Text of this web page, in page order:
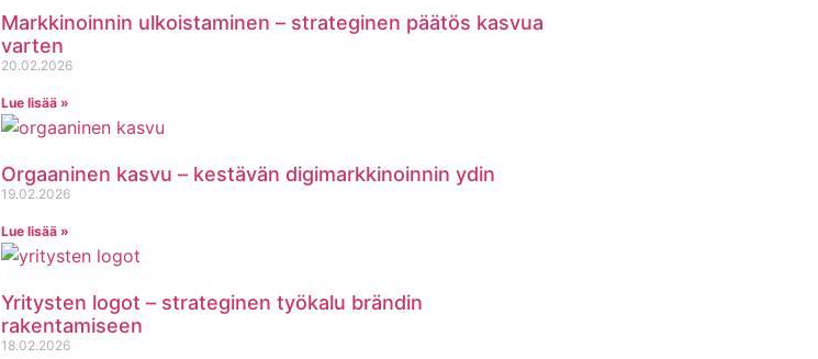
Markkinoinnin ulkoistaminen – strateginen päätös kasvua
varten
20.02.2026
Lue lisää »
Orgaaninen kasvu – kestävän digimarkkinoinnin ydin
19.02.2026
Lue lisää »
Yritysten logot – strateginen työkalu brändin
rakentamiseen
18.02.2026